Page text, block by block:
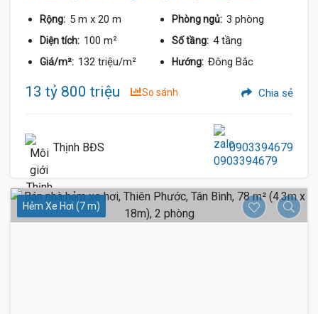
Rộng: 5 m x 20 m Phòng ngủ: 3 phòng
Diện tích: 100 m² Số tầng: 4 tầng
Giá/m²: 132 triệu/m² Hướng: Đông Bắc
13 tỷ 800 triệu So sánh Chia sẻ
Thịnh BĐS 0903394679
Hẻm Xe Hơi (7 m)